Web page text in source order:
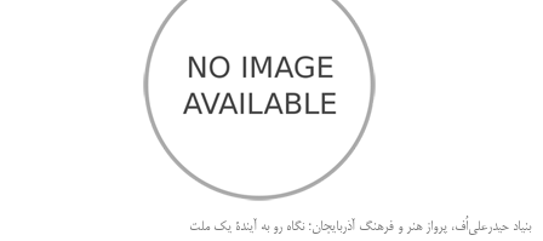
بنیاد حیدرعلی‌اُف، پرواز هنر و فرهنگ آذربایجان؛ نگاه رو به آیندۀ یک ملت